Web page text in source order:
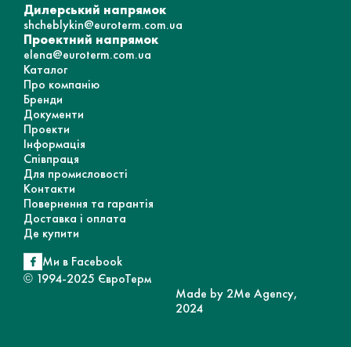
Дилерський напрямок
shcheblykin@euroterm.com.ua
Проектний напрямок
elena@euroterm.com.ua
Каталог
Про компанію
Бренди
Документи
Проекти
Інформація
Співпраця
Для промисловості
Контакти
Повернення та гарантія
Доставка і оплата
Де купити
Ми в Facebook
© 1994-2025 ЄвроТерм
Made by 2Me Agency,
2024